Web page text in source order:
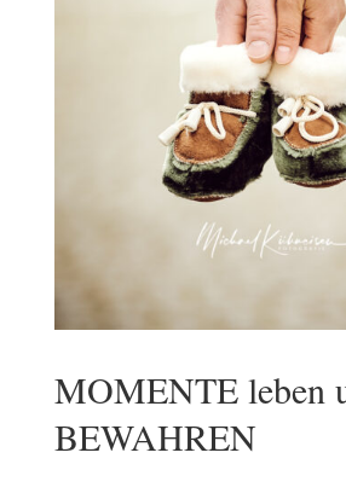
MOMENTE leben
BEWAHREN